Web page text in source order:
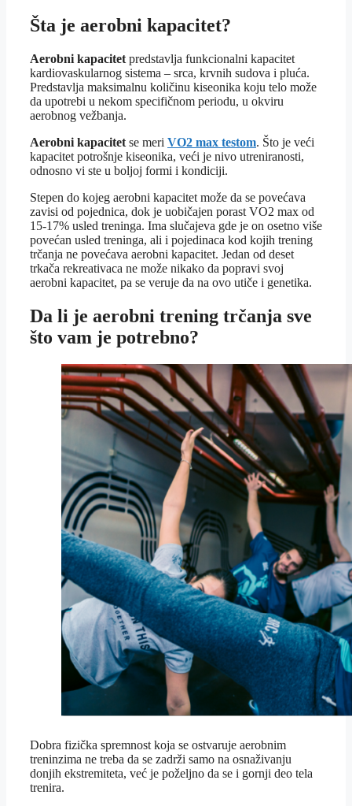
Šta je aerobni kapacitet?
Aerobni kapacitet predstavlja funkcionalni kapacitet
kardiovaskularnog sistema – srca, krvnih sudova i pluća.
Predstavlja maksimalnu količinu kiseonika koju telo može
da upotrebi u nekom specifičnom periodu, u okviru
aerobnog vežbanja.
Aerobni kapacitet se meri VO2 max testom. Što je veći
kapacitet potrošnje kiseonika, veći je nivo utreniranosti,
odnosno vi ste u boljoj formi i kondiciji.
Stepen do kojeg aerobni kapacitet može da se povećava
zavisi od pojednica, dok je uobičajen porast VO2 max od
15-17% usled treninga. Ima slučajeva gde je on osetno više
povećan usled treninga, ali i pojedinaca kod kojih trening
trčanja ne povećava aerobni kapacitet. Jedan od deset
trkača rekreativaca ne može nikako da popravi svoj
aerobni kapacitet, pa se veruje da na ovo utiče i genetika.
Da li je aerobni trening trčanja sve
što vam je potrebno?
Dobra fizička spremnost koja se ostvaruje aerobnim
treninzima ne treba da se zadrži samo na osnaživanju
donjih ekstremiteta, već je poželjno da se i gornji deo tela
trenira.